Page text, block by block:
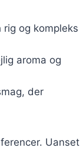
og kompleks
aroma og
der
Uanset